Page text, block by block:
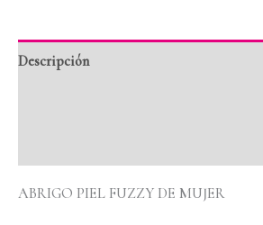
Descripción
ABRIGO PIEL FUZZY DE MUJER